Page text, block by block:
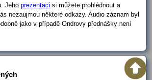
Jehoprezentaci si můžete prohlédnout a
nezaujmou některé odkazy. Audio záznam byl
jako v případě Ondrovy přednášky není